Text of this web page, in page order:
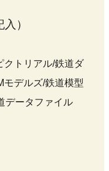
）
トリアル/鉄道ダ
ルズ/鉄道模型
データファイル